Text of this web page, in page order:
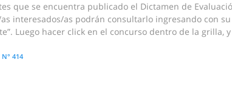
que se encuentra publicado el Dictamen de
interesados/as podrán consultarlo ingresando con
Luego hacer click en el concurso dentro de la grilla,
N° 414